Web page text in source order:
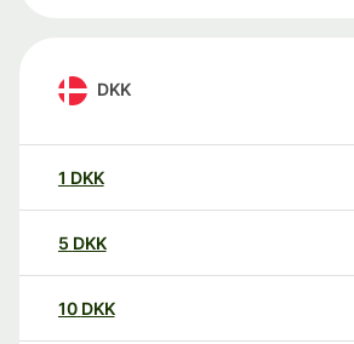
DKK
1 DKK
5 DKK
10 DKK